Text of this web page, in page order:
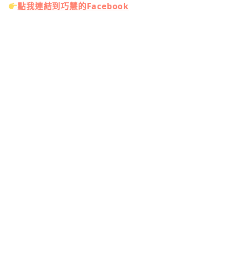
點我連結到巧慧的Facebook